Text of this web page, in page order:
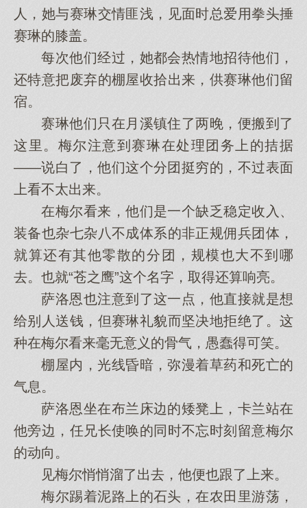
人，她与赛琳交情匪浅，见面时总爱用拳头捶
赛琳的膝盖。
每次他们经过，她都会热情地招待他们，
还特意把废弃的棚屋收拾出来，供赛琳他们留
宿。
赛琳他们只在月溪镇住了两晚，便搬到了
这里。梅尔注意到赛琳在处理团务上的拮据
——说白了，他们这个分团挺穷的，不过表面
上看不太出来。
在梅尔看来，他们是一个缺乏稳定收入、
装备也杂七杂八不成体系的非正规佣兵团体，
就算还有其他零散的分团，规模也大不到哪
去。也就“苍之鹰”这个名字，取得还算响亮。
萨洛恩也注意到了这一点，他直接就是想
给别人送钱，但赛琳礼貌而坚决地拒绝了。这
种在梅尔看来毫无意义的骨气，愚蠢得可笑。
棚屋内，光线昏暗，弥漫着草药和死亡的
气息。
萨洛恩坐在布兰床边的矮凳上，卡兰站在
他旁边，任兄长使唤的同时不忘时刻留意梅尔
的动向。
见梅尔悄悄溜了出去，他便也跟了上来。
梅尔踢着泥路上的石头，在农田里游荡，